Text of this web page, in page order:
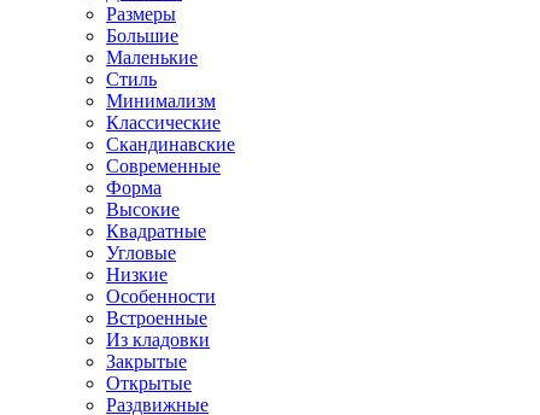
Размеры
Большие
Маленькие
Стиль
Минимализм
Классические
Скандинавские
Современные
Форма
Высокие
Квадратные
Угловые
Низкие
Особенности
Встроенные
Из кладовки
Закрытые
Открытые
Раздвижные